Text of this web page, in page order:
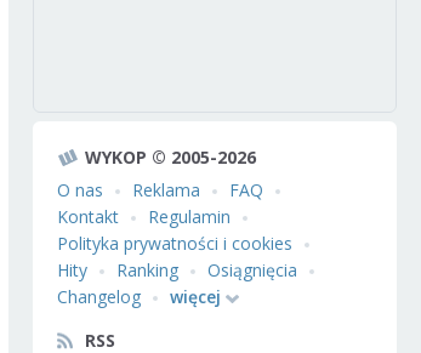
WYKOP © 2005-2026
O nas
Reklama
FAQ
Kontakt
Regulamin
Polityka prywatności i cookies
Hity
Ranking
Osiągnięcia
Changelog
więcej
RSS